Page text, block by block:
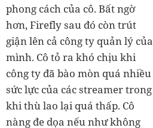
phong cách của cô. Bất ngờ
hơn, Firefly sau đó còn trút
giận lên cả công ty quản lý của
mình. Cô tỏ ra khó chịu khi
công ty đã bào mòn quá nhiều
sức lực của các streamer trong
khi thù lao lại quá thấp. Cô
nàng đe dọa nếu như không